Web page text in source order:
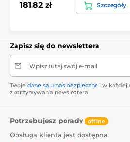
181.82 zł Szczegóły
Zapisz się do newslettera
Wpisz tutaj swój e-mail
Twoje dane są u nas bezpieczne i w każdej
z otrzymywania newslettera.
Potrzebujesz porady offline
Obsługa klienta jest dostępna